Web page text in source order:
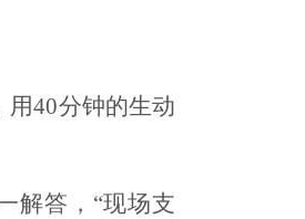
用40分钟的生动
解答，“现场支